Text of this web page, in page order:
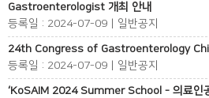
Gastroenterologist 개최 안내
등록일 : 2024-07-09 | 일반공지
24th Congress of Gastroenterology
등록일 : 2024-07-09 | 일반공지
‘KoSAIM 2024 Summer School - 의료인